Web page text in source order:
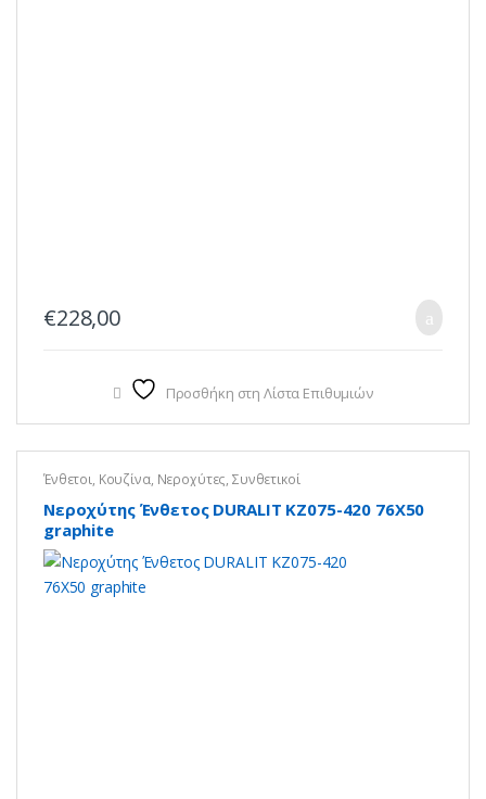
€228,00
Προσθήκη στη Λίστα Επιθυμιών
Ένθετοι, Κουζίνα, Νεροχύτες, Συνθετικοί
Νεροχύτης Ένθετος DURALIT KZ075-420 76X50
graphite